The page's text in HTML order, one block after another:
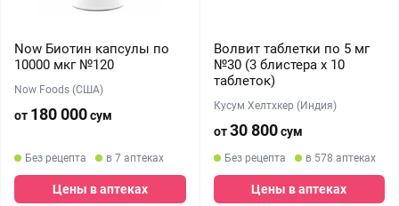
Now Биотин капсулы по
10000 мкг №120
Now Foods (США)
от 180 000сум
Без рецепта в 7 аптеках
Цены в аптеках
Волвит таблетки по 5 мг
№30 (3 блистера х 10
таблеток)
Кусум Хелтхкер (Индия)
от30 800сум
Без рецепта в 578 аптеках
Цены в аптеках